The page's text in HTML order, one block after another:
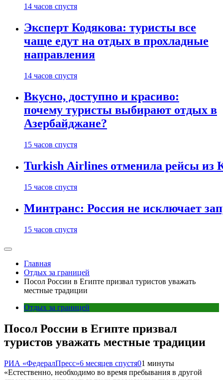
14 часов спустя
Эксперт Кодякова: туристы все
чаще едут на отдых в прохладные
направления
14 часов спустя
Вкусно, доступно и красиво:
почему туристы выбирают отдых в
Азербайджане?
15 часов спустя
Turkish Airlines отменила рейсы из
15 часов спустя
Минтранс: Россия не исключает
15 часов спустя
Главная
Отдых за границей
Посол России в Египте призвал туристов уважать
местные традиции
Отдых за границей
Посол России в Египте призвал
туристов уважать местные традиции
РИА «ФедералПресс»6 месяцев спустя01 минуты
«Естественно, необходимо во время пребывания в другой